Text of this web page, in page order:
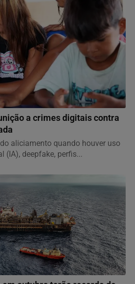
a crimes digitais contra
aliciamento quando houver uso
(IA), deepfake, perfis...